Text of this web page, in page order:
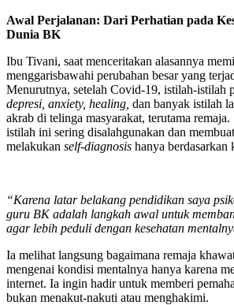
Awal Perjalanan: Dari Perhatian pada
Dunia BK
Ibu Tivani, saat menceritakan alasannya
menggarisbawahi perubahan besar yang
Menurutnya, setelah Covid-19, istilah-istilah
depresi, anxiety, healing, dan banyak istilah
akrab di telinga masyarakat, terutama
istilah ini sering disalahgunakan dan
melakukan self-diagnosis hanya berdasarkan
“Karena latar belakang pendidikan saya
guru BK adalah langkah awal untuk
agar lebih peduli dengan kesehatan
Ia melihat langsung bagaimana remaja
mengenai kondisi mentalnya hanya karena
internet. Ia ingin hadir untuk memberi
bukan menakut-nakuti atau menghakimi.